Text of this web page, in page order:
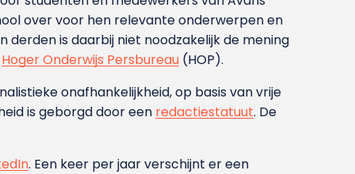
over voor hen relevante onderwerpen en
is daarbij niet noodzakelijk de mening
Hoger Onderwijs Persbureau (HOP).
onafhankelijkheid, op basis van vrije
is geborgd door een redactiestatuut. De
. Een keer per jaar verschijnt er een